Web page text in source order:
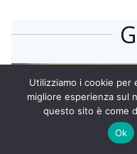
Utilizziamo i cookie per
migliore esperienza sul
questo sito è come
Ok